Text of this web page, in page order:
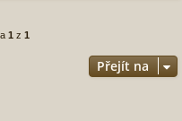
1 z 1
Přejít na